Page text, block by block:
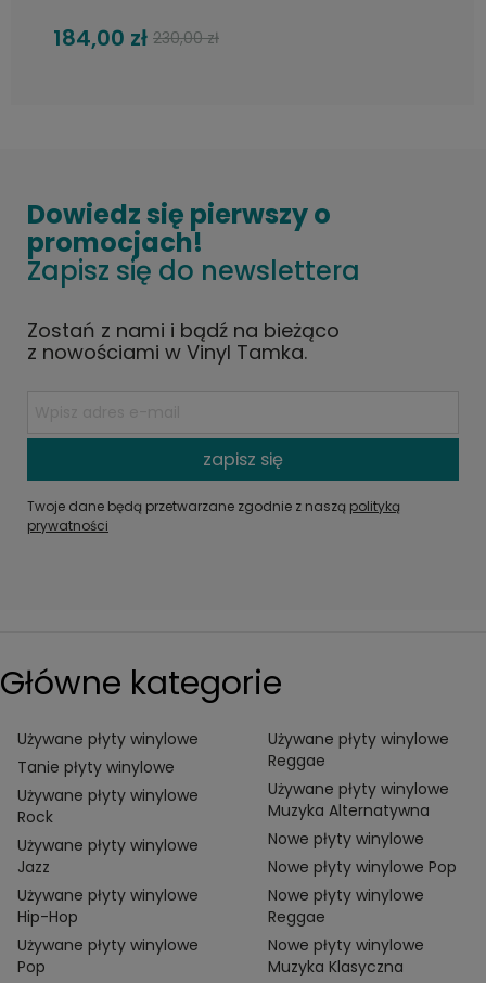
184,00 zł 230,00 zł
Dowiedz się pierwszy o
promocjach!
Zapisz się do newslettera
Zostań z nami i bądź na bieżąco
z nowościami w Vinyl Tamka.
zapisz się
Twoje dane będą przetwarzane zgodnie z naszą polityką
prywatności
Główne kategorie
Używane płyty winylowe
Tanie płyty winylowe
Używane płyty winylowe
Rock
Używane płyty winylowe
Jazz
Używane płyty winylowe
Hip-Hop
Używane płyty winylowe
Pop
Używane płyty winylowe
Reggae
Używane płyty winylowe
Muzyka Alternatywna
Nowe płyty winylowe
Nowe płyty winylowe Pop
Nowe płyty winylowe
Reggae
Nowe płyty winylowe
Muzyka Klasyczna